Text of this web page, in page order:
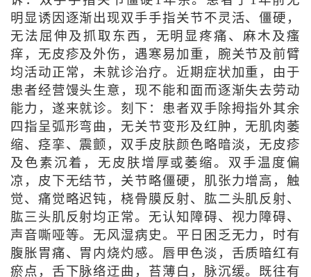
明显诱因逐渐出现双手手指关节不灵活、僵硬，
无法屈伸及抓取东西，无明显疼痛、麻木及瘙
痒，无皮疹及外伤，遇寒易加重，腕关节及前臂
均活动正常，未就诊治疗。近期症状加重，由于
患者经营馒头生意，现不能和面而逐渐失去劳动
能力，遂来就诊。刻下：患者双手除拇指外其余
四指呈弧形弯曲，无关节变形及红肿，无肌肉萎
缩、痉挛、震颤，双手皮肤颜色略暗淡，无皮疹
及色素沉着，无皮肤增厚或萎缩。双手温度偏
凉，皮下无结节，关节略僵硬，肌张力增高，触
觉、痛觉略迟钝，桡骨膜反射、肱二头肌反射、
肱三头肌反射均正常。无认知障碍、视力障碍、
声音嘶哑等。无风湿病史。平日困乏无力，时有
腹胀胃痛、胃内烧灼感。唇甲色淡，舌质暗红有
瘀点，舌下脉络迂曲，苔薄白，脉沉缓。既往有